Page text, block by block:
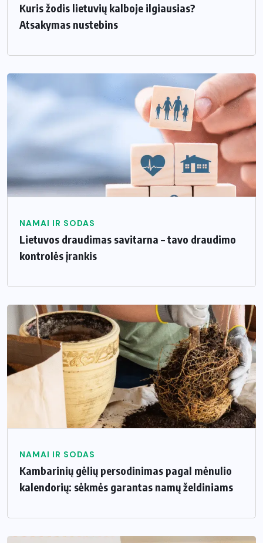
Kuris žodis lietuvių kalboje ilgiausias?
Atsakymas nustebins
NAMAI IR SODAS
Lietuvos draudimas savitarna – tavo draudimo
kontrolės įrankis
NAMAI IR SODAS
Kambarinių gėlių persodinimas pagal mėnulio
kalendorių: sėkmės garantas namų želdiniams